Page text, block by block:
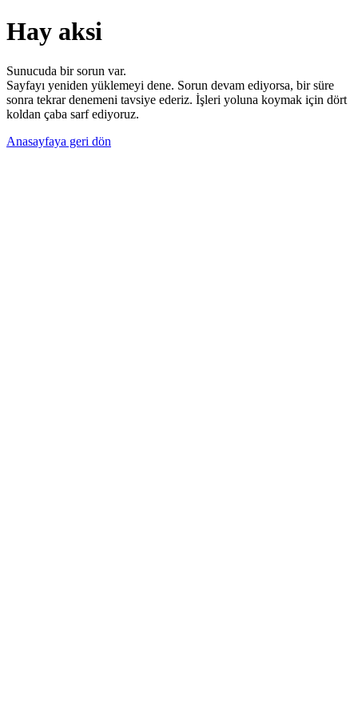
Hay aksi
Sunucuda bir sorun var.
Sayfayı yeniden yüklemeyi dene. Sorun devam ediyorsa, bir süre
sonra tekrar denemeni tavsiye ederiz. İşleri yoluna koymak için dört
koldan çaba sarf ediyoruz.
Anasayfaya geri dön